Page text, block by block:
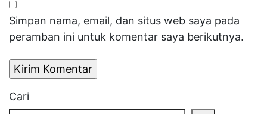
Simpan nama, email, dan situs web saya pada
peramban ini untuk komentar saya berikutnya.
Cari